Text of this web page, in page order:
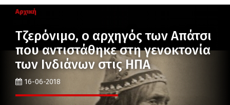
Αρχική
Τζερόνιμο, ο αρχηγός των Απάτσι
που αντιστάθηκε στη γενοκτονία
των Ινδιάνων στις ΗΠΑ
16-06-2018